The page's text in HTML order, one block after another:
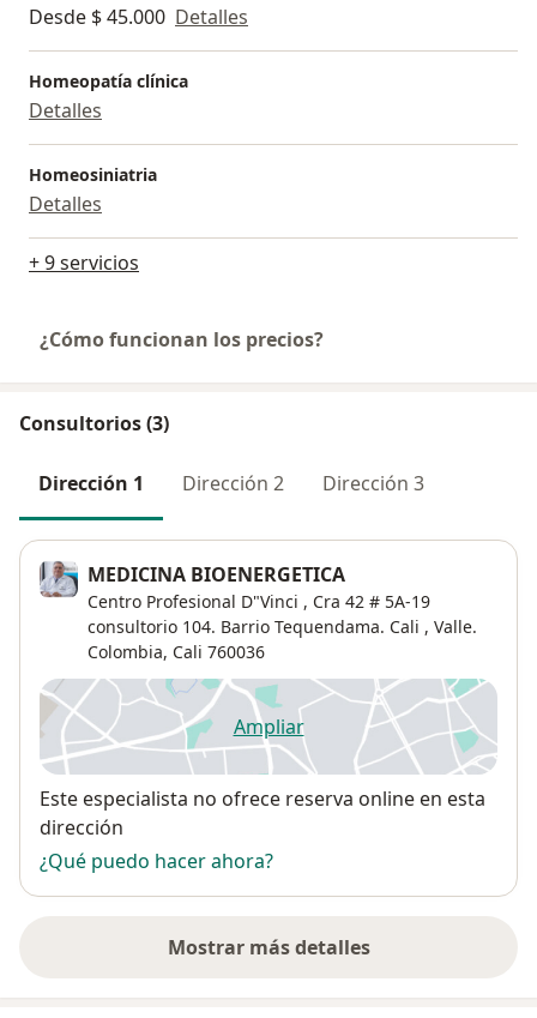
Desde $ 45.000 Detalles
Homeopatía clínica
Detalles
Homeosiniatria
Detalles
+ 9 servicios
¿Cómo funcionan los precios?
Consultorios (3)
Dirección 1 Dirección 2 Dirección 3
MEDICINA BIOENERGETICA
Centro Profesional D"Vinci , Cra 42 # 5A-19
consultorio 104. Barrio Tequendama. Cali , Valle.
Colombia, Cali 760036
Ampliarse abre en una nueva
Disponibilidad
Este especialista no ofrece reserva online en esta
dirección
¿Qué puedo hacer ahora?
Mostrar más detalles
sobre la dirección